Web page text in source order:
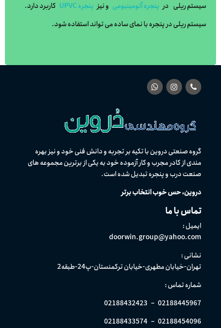
سیستم ریلی در پنجره آلومینیومی و نیز پنجره UPVC
کاربرد دارد.
سیستم ریلی در پنجره با نمای ساده می تواند استفاده شود.
گروه صنعتی دروین با تکیه بر تجربه و دانش فنی خود و نیز بهره
مندی از كادر مجرب و کار آزموده خود به یکی از برترین مجموعه های
صنعت درب و پنجره تبدیل شده است.
دروین، حس خوب انتخاب برتر
تماس با ما
ایمیل :
doorwin.group@yahoo.com
نشانی :
تهران-خیابان مطهری-خیابان ترکمنستان-پ24-طبقه2
شماره تماس :
02188445967
–
02188432423
02188454096
–
02188433574